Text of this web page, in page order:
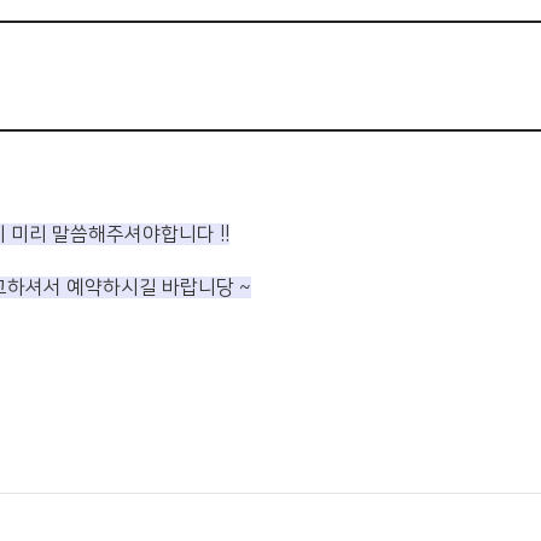
미리 말씀해주셔야합니다 !!
셔서 예약하시길 바랍니당 ~